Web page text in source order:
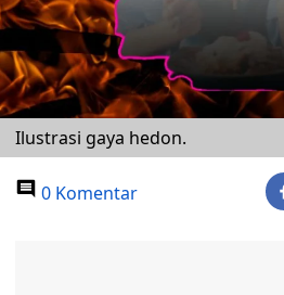
Ilustrasi gaya hedon.
0 Komentar